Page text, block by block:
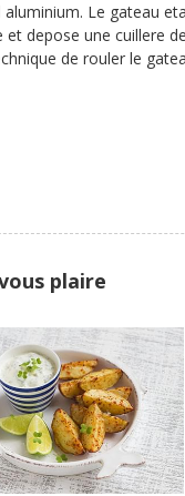
Le gateau
depose une cuillere
de rouler le
plaire